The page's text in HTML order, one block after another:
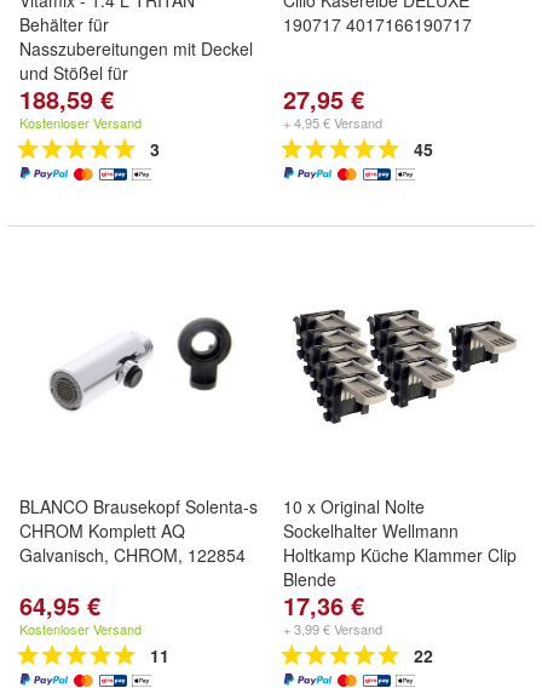
Behälter für
Nasszubereitungen mit Deckel
und Stößel für
188,59 €
Kostenloser Versand
3
190717 4017166190717
27,95 €
+ 4,95 € Versand
45
BLANCO Brausekopf Solenta-s
CHROM Komplett AQ
Galvanisch, CHROM, 122854
64,95 €
Kostenloser Versand
11
10 x Original Nolte
Sockelhalter Wellmann
Holtkamp Küche Klammer Clip
Blende
17,36 €
+ 3,99 € Versand
22